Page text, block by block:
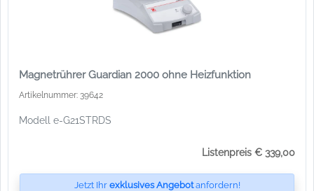
Magnetrührer Guardian 2000 ohne Heizfunktion
Artikelnummer: 39642
Modell e-G21STRDS
Listenpreis € 339,00
Jetzt Ihr exklusives Angebotanfordern!